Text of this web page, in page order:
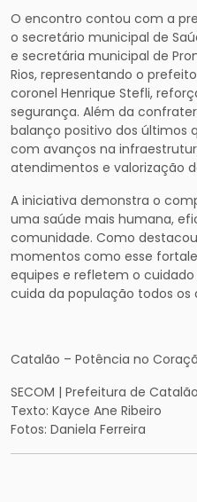
O encontro contou com a
o secretário municipal de
e secretária municipal de
Rios, representando o
coronel Henrique Stefli,
segurança. Além da
balanço positivo dos últimos
com avanços na
atendimentos e valorização
A iniciativa demonstra o
uma saúde mais humana,
comunidade. Como
momentos como esse
equipes e refletem o
cuida da população todos os
Catalão – Potência no
SECOM | Prefeitura de Catalão
Texto: Kayce Ane Ribeiro
Fotos: Daniela Ferreira